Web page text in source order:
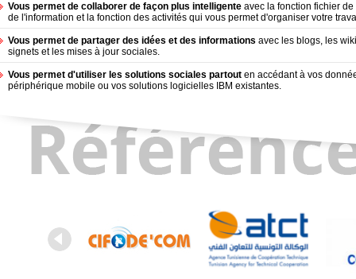
Vous permet de collaborer de façon plus intelligente avec la fonction fichier
de l'information et la fonction des activités qui vous permet d'organiser votre
Vous permet de partager des idées et des informations avec les blogs, les
signets et les mises à jour sociales.
Vous permet d'utiliser les solutions sociales partout en accédant à vos
périphérique mobile ou vos solutions logicielles IBM existantes.